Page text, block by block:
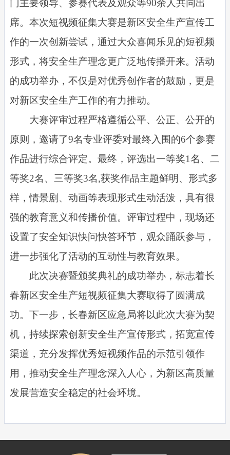
门主要领导、参赛代表及观众等90余人共同出
席。本次短视频征集大赛是新区安全生产宣传工
作的一次创新尝试，通过大众喜闻乐见的短视频
形式，将安全生产理念更广泛地传播开来。活动
的成功举办，不仅是对优秀创作者的鼓励，更是
对新区安全生产工作的有力推动。
大赛评审过程严格遵循公平、公正、公开的
原则，邀请了9名专业评委对最终入围的6个参赛
作品进行综合评定。最终，评选出一等奖1名、二
等奖2名、三等奖3名,获奖作品主题鲜明、形式多
样，情景剧、动画等表现形式生动活泼，具有很
强的教育意义和传播价值。评审过程中，现场还
设置了安全知识快问快答环节，观众踊跃参与，
进一步强化了活动的互动性与教育效果。
此次决赛暨颁奖典礼的成功举办，标志着长
春新区安全生产短视频征集大赛取得了圆满成
功。下一步，长春新区应急局将以此次大赛为契
机，持续探索创新安全生产宣传形式，拓宽宣传
渠道，充分发挥优秀短视频作品的示范引领作
用，推动安全生产理念深入人心，为新区高质量
发展营造安全稳定的社会环境。